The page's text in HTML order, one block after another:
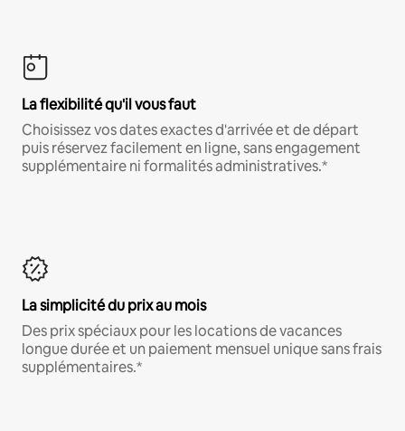
La flexibilité qu'il vous faut
Choisissez vos dates exactes d'arrivée et de départ
puis réservez facilement en ligne, sans engagement
supplémentaire ni formalités administratives.*
La simplicité du prix au mois
Des prix spéciaux pour les locations de vacances
longue durée et un paiement mensuel unique sans frais
supplémentaires.*